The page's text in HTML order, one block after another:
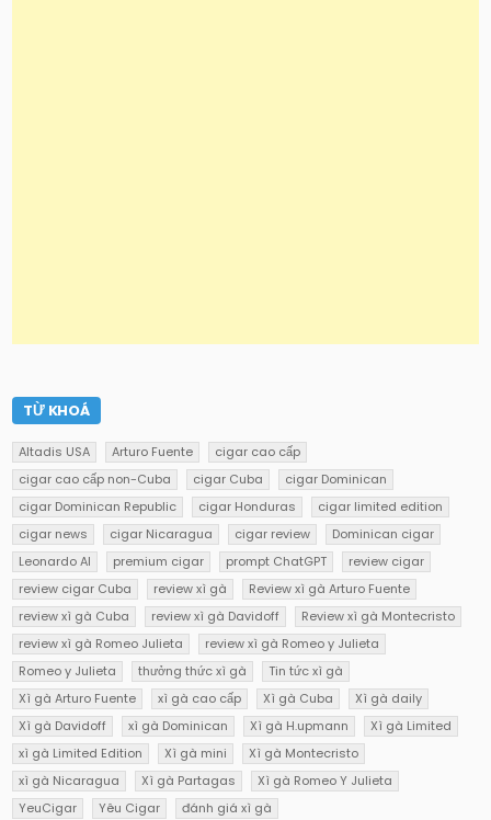
TỪ KHOÁ
Altadis USA Arturo Fuente
cigar cao cấp
cigar cao cấp non-Cuba
cigar Cuba
cigar Dominican
cigar Dominican Republic
cigar Honduras
cigar limited edition
cigar news
cigar Nicaragua cigar review
Dominican cigar
Leonardo AI
premium cigar prompt ChatGPT
review cigar
review cigar Cuba
review xì gà
Review xì gà Arturo Fuente
review xì gà Cuba
review xì gà Davidoff
Review xì gà Montecristo
review xì gà Romeo Julieta
review xì gà Romeo y Julieta
Romeo y Julieta
thưởng thức xì gà
Tin tức xì gà
Xì gà Arturo Fuente
xì gà cao cấp Xì gà Cuba
Xì gà daily
Xì gà Davidoff
xì gà Dominican Xì gà H.upmann
Xì gà Limited
xì gà Limited Edition
Xì gà mini
Xì gà Montecristo
xì gà Nicaragua
Xì gà Partagas
Xì gà Romeo Y Julieta
YeuCigar
Yêu Cigar đánh giá xì gà